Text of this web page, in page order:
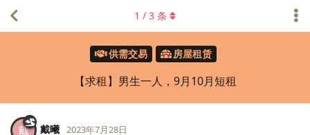
供需交易 房屋租赁
【求租】男生一人，9月10月短租
1 / 3 条
戴 戴曦 2023年7月28日